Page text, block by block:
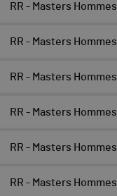
RR - Masters Hommes
RR - Masters Hommes
RR - Masters Hommes
RR - Masters Hommes
RR - Masters Hommes
RR - Masters Hommes